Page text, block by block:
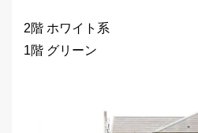
2階 ホワイト系
1階 グリーン